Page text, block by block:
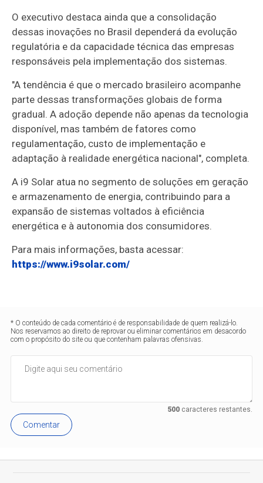
O executivo destaca ainda que a consolidação
dessas inovações no Brasil dependerá da evolução
regulatória e da capacidade técnica das empresas
responsáveis pela implementação dos sistemas.
"A tendência é que o mercado brasileiro acompanhe
parte dessas transformações globais de forma
gradual. A adoção depende não apenas da tecnologia
disponível, mas também de fatores como
regulamentação, custo de implementação e
adaptação à realidade energética nacional", completa.
A i9 Solar atua no segmento de soluções em geração
e armazenamento de energia, contribuindo para a
expansão de sistemas voltados à eficiência
energética e à autonomia dos consumidores.
Para mais informações, basta acessar:
https://www.i9solar.com/
* O conteúdo de cada comentário é de responsabilidade de quem realizá-lo.
Nos reservamos ao direito de reprovar ou eliminar comentários em desacordo
com o propósito do site ou que contenham palavras ofensivas.
500caracteres restantes.
Comentar